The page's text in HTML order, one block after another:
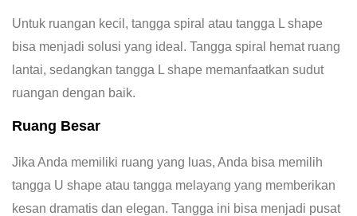
Untuk ruangan kecil, tangga spiral atau tangga L shape
bisa menjadi solusi yang ideal. Tangga spiral hemat ruang
lantai, sedangkan tangga L shape memanfaatkan sudut
ruangan dengan baik.
Ruang Besar
Jika Anda memiliki ruang yang luas, Anda bisa memilih
tangga U shape atau tangga melayang yang memberikan
kesan dramatis dan elegan. Tangga ini bisa menjadi pusat